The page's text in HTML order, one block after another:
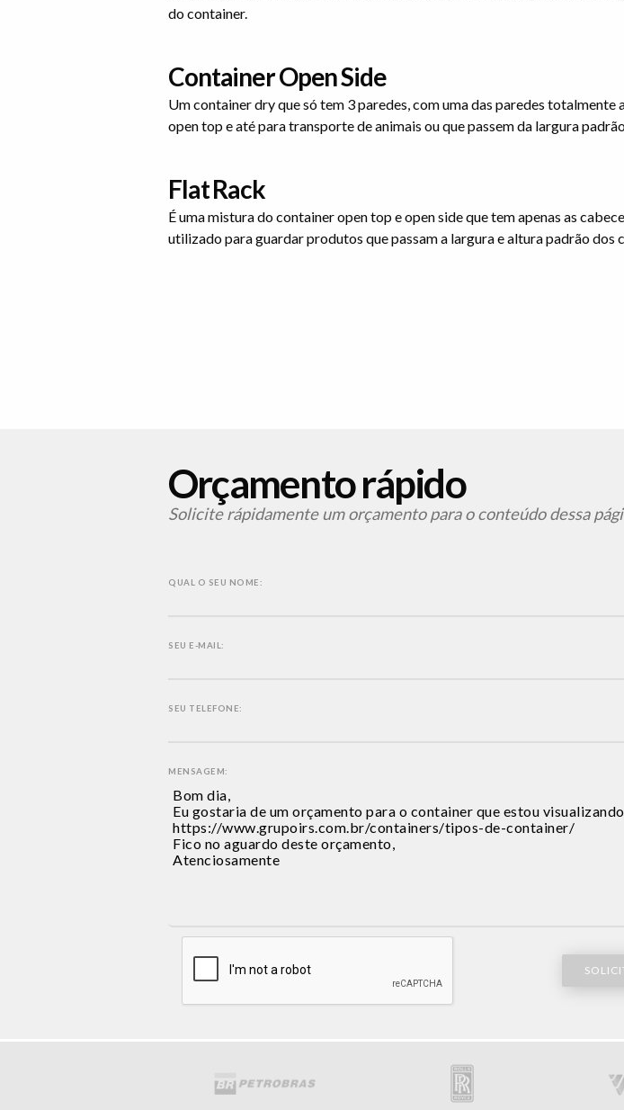
do container.
Container Open Side
Um container dry que só tem 3 paredes, com uma das paredes
open top e até para transporte de animais ou que passem da largura
Flat Rack
É uma mistura do container open top e open side que tem apenas as
utilizado para guardar produtos que passam a largura e altura padrão dos
Orçamento rápido
Solicite rápidamente um orçamento para o conteúdo dessa
QUAL O SEU NOME:
SEU E-MAIL:
SEU TELEFONE:
MENSAGEM: